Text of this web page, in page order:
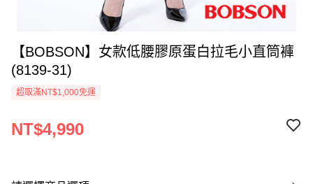
【BOBSON】女款低腰膠原蛋白拉毛小直筒褲
(8139-31)
超取滿NT$1,000免運
NT$4,990